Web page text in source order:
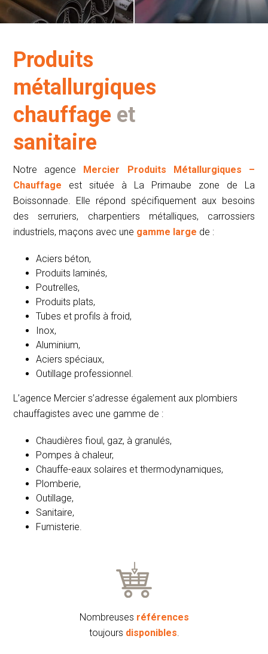
Produits
métallurgiques
chauffage et
sanitaire
Notre agence
Mercier Produits Métallurgiques –
Chauffage est située à La Primaube zone de La
Boissonnade. Elle répond spécifiquement aux besoins
des serruriers, charpentiers métalliques, carrossiers
industriels, maçons avec une gamme large de :
Aciers béton,
Produits laminés,
Poutrelles,
Produits plats,
Tubes et profils à froid,
Inox,
Aluminium,
Aciers spéciaux,
Outillage professionnel.
L’agence Mercier s’adresse également aux plombiers
chauffagistes avec une gamme de :
Chaudières fioul, gaz, à granulés,
Pompes à chaleur,
Chauffe-eaux solaires et thermodynamiques,
Plomberie,
Outillage,
Sanitaire,
Fumisterie.
Nombreuses références
toujours disponibles.